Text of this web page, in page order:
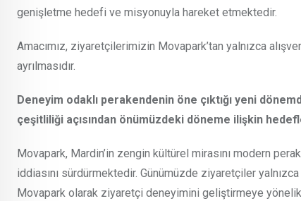
genişletme hedefi ve misyonuyla hareket etmektedir.
Amacımız, ziyaretçilerimizin Movapark’tan yalnızca
ayrılmasıdır.
Deneyim odaklı perakendenin öne çıktığı yeni
çeşitliliği açısından önümüzdeki döneme ilişkin
Movapark, Mardin’in zengin kültürel mirasını modern
iddiasını sürdürmektedir. Günümüzde ziyaretçiler
Movapark olarak ziyaretçi deneyimini geliştirmeye